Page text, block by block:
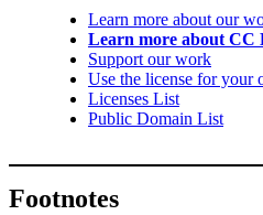
Learn more about our
Learn more about CC
Support our work
Use the license for your
Licenses List
Public Domain List
Footnotes